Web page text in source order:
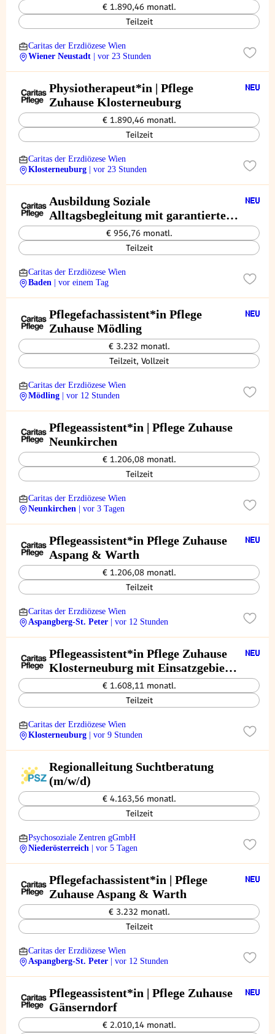
Umgebung€ 1.890,46 monatl.
Teilzeit
Caritas der Erzdiözese Wien
Wiener Neustadt
| vor 23 Stunden
Physiotherapeut*in | Pflege
Zuhause Klosterneuburg
€ 1.890,46 monatl.
Teilzeit
Caritas der Erzdiözese Wien
Klosterneuburg
| vor 23 Stunden
Ausbildung Soziale
Alltagsbegleitung mit garantierter
Beschäftigung | Pflege Zuhause
Baden
€ 956,76 monatl.
Teilzeit
Caritas der Erzdiözese Wien
Baden
| vor einem Tag
Pflegefachassistent*in Pflege
Zuhause Mödling
€ 3.232 monatl.
Teilzeit, Vollzeit
Caritas der Erzdiözese Wien
Mödling
| vor 12 Stunden
Pflegeassistent*in | Pflege Zuhause
Neunkirchen
€ 1.206,08 monatl.
Teilzeit
Caritas der Erzdiözese Wien
Neunkirchen
| vor 3 Tagen
Pflegeassistent*in Pflege Zuhause
Aspang & Warth
€ 1.206,08 monatl.
Teilzeit
Caritas der Erzdiözese Wien
Aspangberg-St. Peter
| vor 12 Stunden
Pflegeassistent*in Pflege Zuhause
Klosterneuburg mit Einsatzgebiet
Tulln
€ 1.608,11 monatl.
Teilzeit
Caritas der Erzdiözese Wien
Klosterneuburg
| vor 9 Stunden
Regionalleitung Suchtberatung
(m/w/d)
€ 4.163,56 monatl.
Teilzeit
Psychosoziale Zentren gGmbH
Niederösterreich
| vor 5 Tagen
Pflegefachassistent*in | Pflege
Zuhause Aspang & Warth
€ 3.232 monatl.
Teilzeit
Caritas der Erzdiözese Wien
Aspangberg-St. Peter
| vor 12 Stunden
Pflegeassistent*in | Pflege Zuhause
Gänserndorf
€ 2.010,14 monatl.